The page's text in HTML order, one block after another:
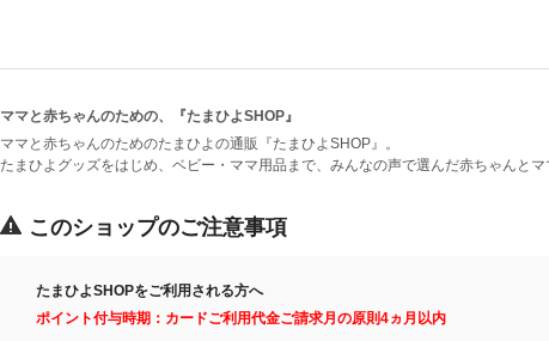
ママと赤ちゃんのための、『たまひよSHOP』
ママと赤ちゃんのためのたまひよの通販『たまひよSHOP』。
たまひよグッズをはじめ、ベビー・ママ用品まで、みんなの声で選んだ赤ちゃんとマ
このショップのご注意事項
たまひよSHOPをご利用される方へ
ポイント付与時期：カードご利用代金ご請求月の原則4ヵ月以内